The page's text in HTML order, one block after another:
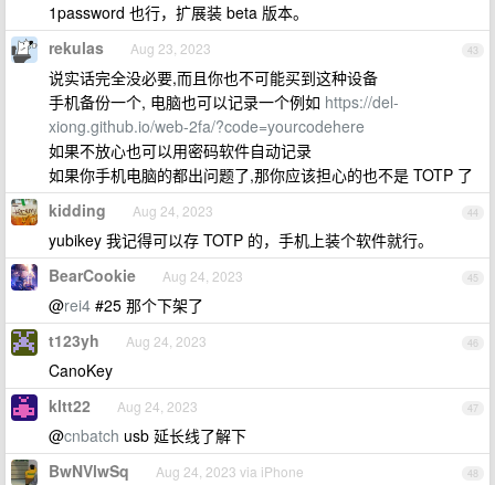
1password 也行，扩展装 beta 版本。
43
rekulas Aug 23, 2023
说实话完全没必要,而且你也不可能买到这种设备
手机备份一个, 电脑也可以记录一个例如 https://del-
xiong.github.io/web-2fa/?code=yourcodehere
如果不放心也可以用密码软件自动记录
如果你手机电脑的都出问题了,那你应该担心的也不是 TOTP 了
44
kidding Aug 24, 2023
yubikey 我记得可以存 TOTP 的，手机上装个软件就行。
45
BearCookie Aug 24, 2023
@rei4 #25 那个下架了
46
t123yh Aug 24, 2023
CanoKey
47
kltt22 Aug 24, 2023
@cnbatch usb 延长线了解下
48
BwNVlwSq Aug 24, 2023 via iPhone